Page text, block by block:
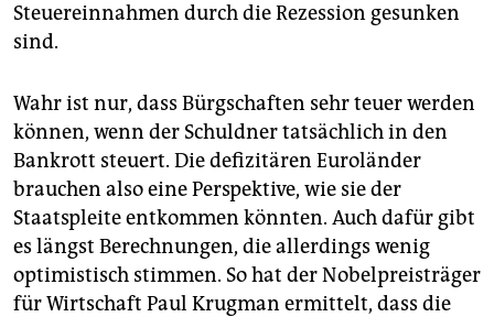
Steuereinnahmen durch die Rezession gesunken
sind.
Wahr ist nur, dass Bürgschaften sehr teuer werden
können, wenn der Schuldner tatsächlich in den
Bankrott steuert. Die defizitären Euroländer
brauchen also eine Perspektive, wie sie der
Staatspleite entkommen könnten. Auch dafür gibt
es längst Berechnungen, die allerdings wenig
optimistisch stimmen. So hat der Nobelpreisträger
für Wirtschaft Paul Krugman ermittelt, dass die